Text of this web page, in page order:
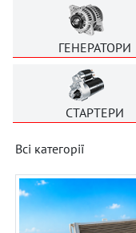
ГЕНЕРАТОРИ
СТАРТЕРИ
Всі категорії